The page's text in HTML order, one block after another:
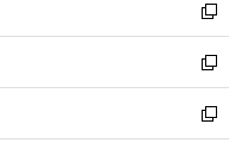
く
で
開
く
ド
ウ
で
開
く
ィ
ン
ド
ウ
で
開
い
ウ
ィ
ン
ド
ウ
新
し
い
ウ
ィ
ン
新
し
い
ウ
新
し